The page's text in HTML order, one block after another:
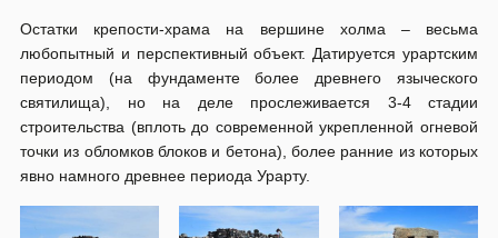
Остатки крепости-храма на вершине холма – весьма
любопытный и перспективный объект. Датируется урартским
периодом (на фундаменте более древнего языческого
святилища), но на деле прослеживается 3-4 стадии
строительства (вплоть до современной укрепленной огневой
точки из обломков блоков и бетона), более ранние из которых
явно намного древнее периода Урарту.